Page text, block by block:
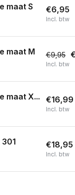
maat S €6,95
Incl. btw
maat M €9,95
Incl. btw
maat X... €16,99
Incl. btw
€18,95
Incl. btw